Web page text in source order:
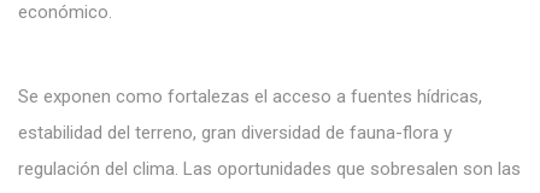
económico.
Se exponen como fortalezas el acceso a fuentes hídricas,
estabilidad del terreno, gran diversidad de fauna-flora y
regulación del clima. Las oportunidades que sobresalen son las